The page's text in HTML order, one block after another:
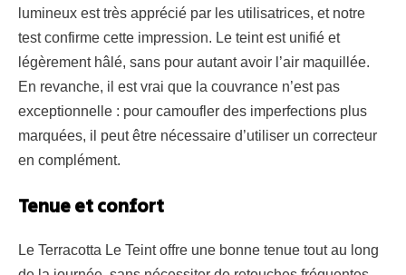
lumineux est très apprécié par les utilisatrices, et notre
test confirme cette impression. Le teint est unifié et
légèrement hâlé, sans pour autant avoir l’air maquillée.
En revanche, il est vrai que la couvrance n’est pas
exceptionnelle : pour camoufler des imperfections plus
marquées, il peut être nécessaire d’utiliser un correcteur
en complément.
Tenue et confort
Le Terracotta Le Teint offre une bonne tenue tout au long